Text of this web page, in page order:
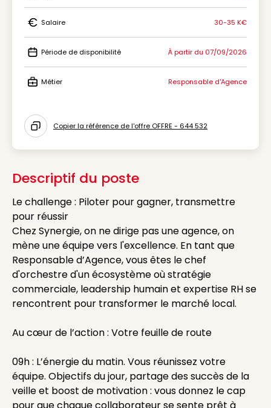
Icon Type de contrat
Icon Salaire
Salaire 30-35 K€
Icon Période de disponibilité
Période de disponibilité À partir du 07/09/2026
Métier Responsable d'Agence
Icon copy to clipboard
Copier la référence de l'offre OFFRE - 644 532
Descriptif du poste
Le challenge : Piloter pour gagner, transmettre
pour réussir
Chez Synergie, on ne dirige pas une agence, on
mène une équipe vers l'excellence. En tant que
Responsable d’Agence, vous êtes le chef
d'orchestre d'un écosystème où stratégie
commerciale, leadership humain et expertise RH se
rencontrent pour transformer le marché local.
Au cœur de l’action : Votre feuille de route
09h : L’énergie du matin. Vous réunissez votre
équipe. Objectifs du jour, partage des succès de la
veille et boost de motivation : vous donnez le cap